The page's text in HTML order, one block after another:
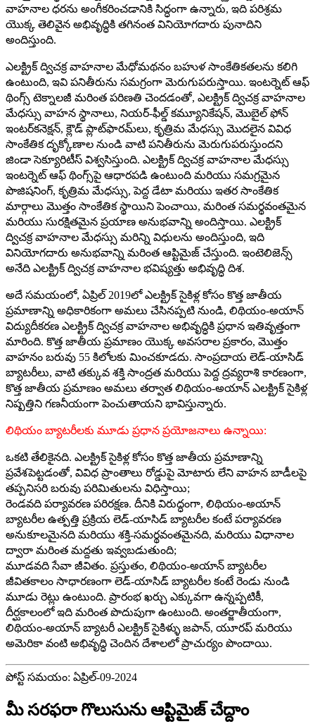
వాహనాల ధరను అంగీకరించడానికి సిద్ధంగా ఉన్నారు, ఇది పరిశ్రమ
యొక్క తెలివైన అభివృద్ధికి తగినంత వినియోగదారు పునాదిని
అందిస్తుంది.
ఎలక్ట్రిక్ ద్విచక్ర వాహనాల మేధోమథనం బహుళ సాంకేతికతలను కలిగి
ఉంటుంది, ఇవి పనితీరును సమగ్రంగా మెరుగుపరుస్తాయి. ఇంటర్నెట్ ఆఫ్
థింగ్స్ టెక్నాలజీ మరింత పరిణతి చెందడంతో, ఎలక్ట్రిక్ ద్విచక్ర వాహనాల
మేధస్సు వాహన స్థానాలు, నియర్-ఫీల్డ్ కమ్యూనికేషన్, మొబైల్ ఫోన్
ఇంటర్‌కనెక్షన్, క్లౌడ్ ప్లాట్‌ఫారమ్‌లు, కృత్రిమ మేధస్సు మొదలైన వివిధ
సాంకేతిక దృక్కోణాల నుండి వాటి పనితీరును మెరుగుపరుస్తుందని
జిండా సెక్యూరిటీస్ విశ్వసిస్తుంది. ఎలక్ట్రిక్ ద్విచక్ర వాహనాల మేధస్సు
ఇంటర్నెట్ ఆఫ్ థింగ్స్‌పై ఆధారపడి ఉంటుంది మరియు సమగ్రమైన
పొజిషనింగ్, కృత్రిమ మేధస్సు, పెద్ద డేటా మరియు ఇతర సాంకేతిక
మార్గాలు మొత్తం సాంకేతిక స్థాయిని పెంచాయి, మరింత సమర్థవంతమైన
మరియు సురక్షితమైన ప్రయాణ అనుభవాన్ని అందిస్తాయి. ఎలక్ట్రిక్
ద్విచక్ర వాహనాల మేధస్సు మరిన్ని విధులను అందిస్తుంది, ఇది
వినియోగదారు అనుభవాన్ని మరింత ఆప్టిమైజ్ చేస్తుంది. ఇంటెలిజెన్స్
అనేది ఎలక్ట్రిక్ ద్విచక్ర వాహనాల భవిష్యత్తు అభివృద్ధి దిశ.
అదే సమయంలో, ఏప్రిల్ 2019లో ఎలక్ట్రిక్ సైకిళ్ల కోసం కొత్త జాతీయ
ప్రమాణాన్ని అధికారికంగా అమలు చేసినప్పటి నుండి, లిథియం-అయాన్
విద్యుదీకరణ ఎలక్ట్రిక్ ద్విచక్ర వాహనాల అభివృద్ధికి ప్రధాన ఇతివృత్తంగా
మారింది. కొత్త జాతీయ ప్రమాణం యొక్క అవసరాల ప్రకారం, మొత్తం
వాహనం బరువు 55 కిలోలకు మించకూడదు. సాంప్రదాయ లెడ్-యాసిడ్
బ్యాటరీలు, వాటి తక్కువ శక్తి సాంద్రత మరియు పెద్ద ద్రవ్యరాశి కారణంగా,
కొత్త జాతీయ ప్రమాణం అమలు తర్వాత లిథియం-అయాన్ ఎలక్ట్రిక్ సైకిళ్ల
నిష్పత్తిని గణనీయంగా పెంచుతాయని భావిస్తున్నారు.
లిథియం బ్యాటరీలకు మూడు ప్రధాన ప్రయోజనాలు ఉన్నాయి:
ఒకటి తేలికైనది. ఎలక్ట్రిక్ సైకిళ్ల కోసం కొత్త జాతీయ ప్రమాణాన్ని
ప్రవేశపెట్టడంతో, వివిధ ప్రాంతాలు రోడ్డుపై మోటారు లేని వాహన బాడీలపై
తప్పనిసరి బరువు పరిమితులను విధిస్తాయి;
రెండవది పర్యావరణ పరిరక్షణ. దీనికి విరుద్ధంగా, లిథియం-అయాన్
బ్యాటరీల ఉత్పత్తి ప్రక్రియ లెడ్-యాసిడ్ బ్యాటరీల కంటే పర్యావరణ
అనుకూలమైనది మరియు శక్తి-సమర్థవంతమైనది, మరియు విధానాల
ద్వారా మరింత మద్దతు ఇవ్వబడుతుంది;
మూడవది సేవా జీవితం. ప్రస్తుతం, లిథియం-అయాన్ బ్యాటరీల
జీవితకాలం సాధారణంగా లెడ్-యాసిడ్ బ్యాటరీల కంటే రెండు నుండి
మూడు రెట్లు ఉంటుంది. ప్రారంభ ఖర్చు ఎక్కువగా ఉన్నప్పటికీ,
దీర్ఘకాలంలో ఇది మరింత పొదుపుగా ఉంటుంది. అంతర్జాతీయంగా,
లిథియం-అయాన్ బ్యాటరీ ఎలక్ట్రిక్ సైకిళ్ళు జపాన్, యూరప్ మరియు
అమెరికా వంటి అభివృద్ధి చెందిన దేశాలలో ప్రాచుర్యం పొందాయి.
పోస్ట్ సమయం: ఏప్రిల్-09-2024
మీ సరఫరా గొలుసును ఆప్టిమైజ్ చేద్దాం